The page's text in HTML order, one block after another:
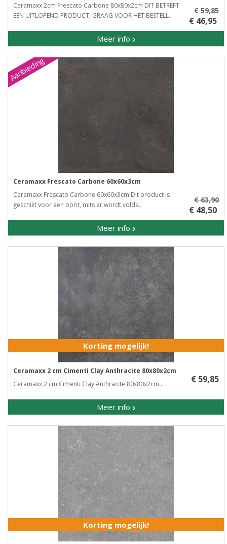
Ceramaxx 2cm Frescato Carbone 80x80x2cm DIT BETREFT
EEN UITLOPEND PRODUCT, GRAAG VOOR HET BESTELL..
Meer info
€ 59,85
€ 46,95
Aanbieding
Ceramaxx Frescato Carbone 60x60x3cm
Ceramaxx Frescato Carbone 60x60x3cm Dit product is
geschikt voor een oprit, mits er wordt volda..
Meer info
€ 63,90
€ 48,50
Korting mogelijk!
Ceramaxx 2 cm Cimenti Clay Anthracite 80x80x2cm
Ceramaxx 2 cm Cimenti Clay Anthracite 80x80x2cm ..
Meer info
€ 59,85
Korting mogelijk!